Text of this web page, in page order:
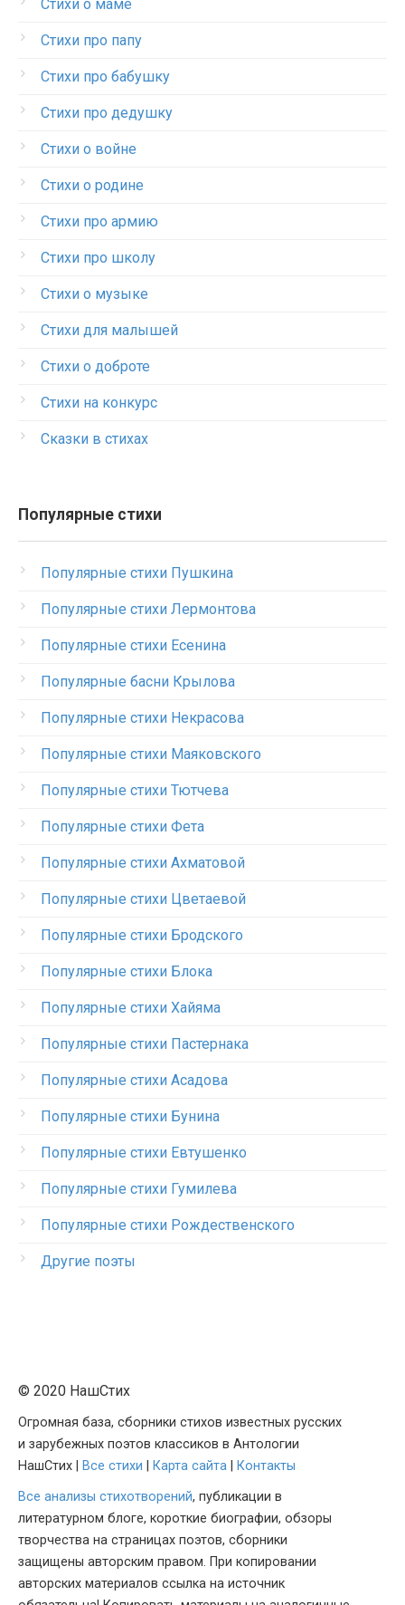
Стихи о маме
Стихи про папу
Стихи про бабушку
Стихи про дедушку
Стихи о войне
Стихи о родине
Стихи про армию
Стихи про школу
Стихи о музыке
Стихи для малышей
Стихи о доброте
Стихи на конкурс
Сказки в стихах
Популярные стихи
Популярные стихи Пушкина
Популярные стихи Лермонтова
Популярные стихи Есенина
Популярные басни Крылова
Популярные стихи Некрасова
Популярные стихи Маяковского
Популярные стихи Тютчева
Популярные стихи Фета
Популярные стихи Ахматовой
Популярные стихи Цветаевой
Популярные стихи Бродского
Популярные стихи Блока
Популярные стихи Хайяма
Популярные стихи Пастернака
Популярные стихи Асадова
Популярные стихи Бунина
Популярные стихи Евтушенко
Популярные стихи Гумилева
Популярные стихи Рождественского
Другие поэты
© 2020 НашСтих
Огромная база, сборники стихов известных русских
и зарубежных поэтов классиков в Антологии
НашСтих |
Все стихи Карта сайта
Контакты
Все анализы стихотворений, публикации в
литературном блоге, короткие биографии, обзоры
творчества на страницах поэтов, сборники
защищены авторским правом. При копировании
авторских материалов ссылка на источник